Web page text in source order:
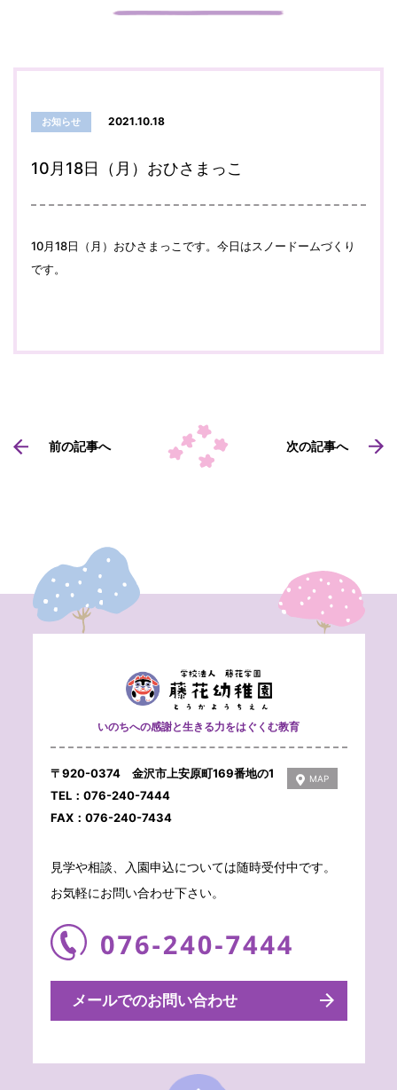
お知らせ 2021.10.18
10月18日（月）おひさまっこ
10月18日（月）おひさまっこです。今日はスノードームづくり
です。
前の記事へ 次の記事へ
いのちへの感謝と生きる力をはぐくむ教育
〒920-0374 金沢市上安原町169番地の1
TEL：076-240-7444
FAX：076-240-7434
MAP
見学や相談、入園申込については随時受付中です。
お気軽にお問い合わせ下さい。
メールでのお問い合わせ